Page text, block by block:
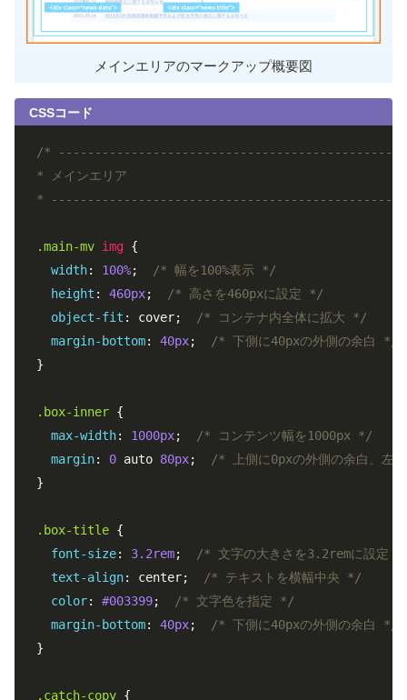
メインエリアのマークアップ概要図
CSSコード
/*
* メインエリア
*
.main-mv img {
width: 100%;
/* 幅を100%表示 */
height : 460px;
/* 高さを460pxに設定 */
object-fit : cover;
/* コンテナ内全体に拡大 */
margin-bottom: 40px;
/* 下側に40pxの外側の余白 */
}
.box-inner {
max-width: 1000px;
/* コンテンツ幅を1000px */
margin: 0 auto 80px;
/* 上側に0pxの外側の余白、左
}
.box-title {
font-size: 3.2rem;
/* 文字の大きさを3.2remに設定
text-align: center;
/* テキストを横幅中央 */
color: #003399;
/* 文字色を指定 */
margin-bottom: 40px;
/* 下側に40pxの外側の余白 */
}
.catch-copy {